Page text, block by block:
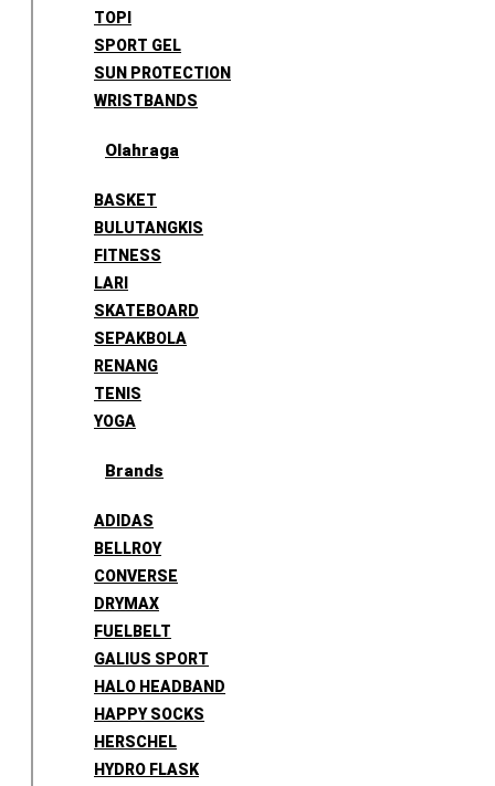
TOPI
SPORT GEL
SUN PROTECTION
WRISTBANDS
Olahraga
BASKET
BULUTANGKIS
FITNESS
LARI
SKATEBOARD
SEPAKBOLA
RENANG
TENIS
YOGA
Brands
ADIDAS
BELLROY
CONVERSE
DRYMAX
FUELBELT
GALIUS SPORT
HALO HEADBAND
HAPPY SOCKS
HERSCHEL
HYDRO FLASK